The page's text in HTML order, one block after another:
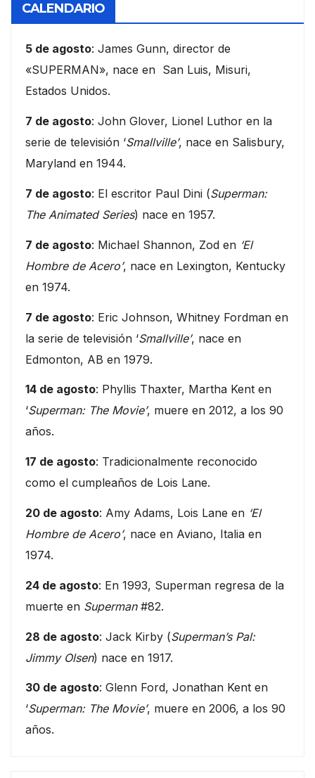
CALENDARIO
5 de agosto: James Gunn, director de
«SUPERMAN», nace en San Luis, Misuri,
Estados Unidos.
7 de agosto: John Glover, Lionel Luthor en la
serie de televisión ‘Smallville’, nace en Salisbury,
Maryland en 1944.
7 de agosto: El escritor Paul Dini (Superman:
The Animated Series) nace en 1957.
7 de agosto: Michael Shannon, Zod en ‘El
Hombre de Acero’, nace en Lexington, Kentucky
en 1974.
7 de agosto: Eric Johnson, Whitney Fordman en
la serie de televisión ‘Smallville’, nace en
Edmonton, AB en 1979.
14 de agosto: Phyllis Thaxter, Martha Kent en
‘Superman: The Movie’, muere en 2012, a los 90
años.
17 de agosto: Tradicionalmente reconocido
como el cumpleaños de Lois Lane.
20 de agosto: Amy Adams, Lois Lane en ‘El
Hombre de Acero’, nace en Aviano, Italia en
1974.
24 de agosto: En 1993, Superman regresa de la
muerte en Superman#82.
28 de agosto: Jack Kirby (Superman’s Pal:
Jimmy Olsen) nace en 1917.
30 de agosto: Glenn Ford, Jonathan Kent en
‘Superman: The Movie’, muere en 2006, a los 90
años.